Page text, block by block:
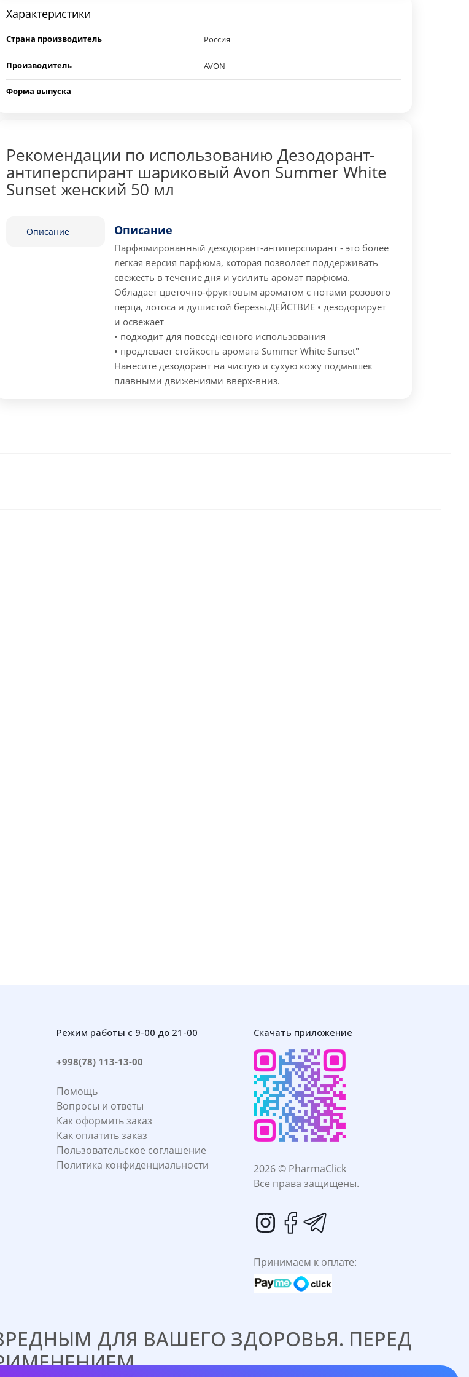
Характеристики
Страна производитель Россия
Производитель AVON
Форма выпуска
Рекомендации по использованию Дезодорант-
антиперспирант шариковый Avon Summer White
Sunset женский 50 мл
Описание Описание
Парфюмированный дезодорант-антиперспирант - это более
легкая версия парфюма, которая позволяет поддерживать
свежесть в течение дня и усилить аромат парфюма.
Обладает цветочно-фруктовым ароматом с нотами розового
перца, лотоса и душистой березы.ДЕЙСТВИЕ• дезодорирует
и освежает
• подходит для повседневного использования
• продлевает стойкость аромата Summer White Sunset"
Нанесите дезодорант на чистую и сухую кожу подмышек
плавными движениями вверх-вниз.
Режим работы с 9-00 до 21-00
+998(78) 113-13-00
Помощь
Вопросы и ответы
Как оформить заказ
Как оплатить заказ
Пользовательское соглашение
Политика конфиденциальности
Скачать приложение
2026 © PharmaClick
Все права защищены.
Принимаем к оплате:
ДЛЯ ВАШЕГО ЗДОРОВЬЯ. ПЕРЕД